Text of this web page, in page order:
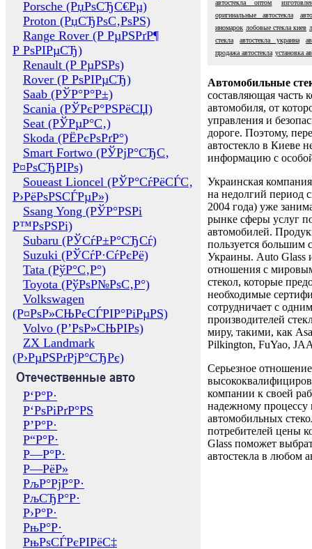
Porsche (РџРѕСЂС€Рµ)
Proton (РџСЂРѕС‚РѕРЅ)
Range Rover (Р РµРЅРґР¶
Р РѕРІРµСЂ)
Renault (Р РµРЅРѕ)
Rover (Р РѕРІРµСЂ)
Saab (РЎР°Р°Р±)
Scania (РЎРєР°РЅРёСЏ)
Seat (РЎРµР°С‚)
Skoda (РЁРєРѕРґР°)
Smart Fortwo (РЎРјР°СЂС‚
Р¤РѕСЂРІРѕ)
Soueast Lioncel (РЎР°СѓРёСЃС‚
Р›РёРѕРЅСЃРµР»)
Ssang Yong (РЎР°РЅРі
Р™РѕРЅРі)
Subaru (РЎСѓР±Р°СЂСѓ)
Suzuki (РЎСѓР·СѓРєРё)
Tata (РўР°С‚Р°)
Toyota (РўРѕР№РѕС‚Р°)
Volkswagen
(Р¤РѕР»СЊРєСЃРІР°РіРµРЅ)
Volvo (Р’РѕР»СЊРІРѕ)
ZX Landmark
(Р›РµРЅРґРјР°СЂРє)
Отечественные авто
Р‘Р°Р·
Р‘РѕРіРґР°РЅ
Р’Р°Р·
Р“Р°Р·
Р—Р°Р·
Р—РёР»
РљР°РјР°Р·
РљСЂР°Р·
Р›Р°Р·
РњР°Р·
РњРѕСЃРєРІРёС‡
автостекла оптом
оригинальные автостекла
иномарок лобовые стекла киев
стекла
автостекла украина
продажа автостекла установка
Автомобильные
составляющая часть
автомобиля, от
управления и
дороге. Поэтому,
автостекло в Киеве
информацию с
Украинская
на недолгий период
2004 года) уже
рынке сферы услуг
автомобилей.
пользуется большим
Украины. Auto Glass
отношения с
стекол, которые
необходимые
сотрудничает с
производителей
миру, такими, как
Pilkington, FuYao,
Серьезное отношение
компании к своей
надежному процессу
автомобильных
потребителей цены
Glass поможет
автостекла в любом